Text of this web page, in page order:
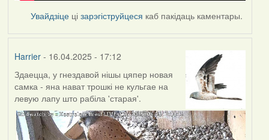
Увайдзіце цізарэгіструйцеся каб пакідаць каментары.
Harrier- 16.04.2025 - 17:12
Здаецца, у гнездавой нішы цяпер новая
самка - яна нават трошкі не кульгае на
левую лапу што рабіла 'старая'.